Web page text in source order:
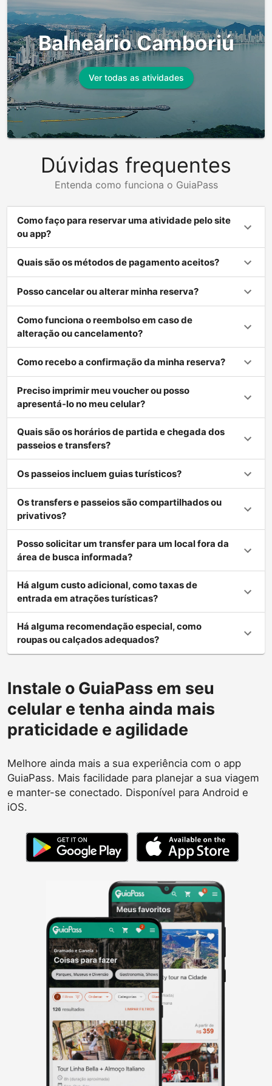
Balneário Camboriú
Ver todas as atividades
Dúvidas frequentes
Entenda como funciona o GuiaPass
Como faço para reservar uma atividade pelo site
ou app?
Quais são os métodos de pagamento aceitos?
Posso cancelar ou alterar minha reserva?
Como funciona o reembolso em caso de
alteração ou cancelamento?
Como recebo a confirmação da minha reserva?
Preciso imprimir meu voucher ou posso
apresentá-lo no meu celular?
Quais são os horários de partida e chegada dos
passeios e transfers?
Os passeios incluem guias turísticos?
Os transfers e passeios são compartilhados ou
privativos?
Posso solicitar um transfer para um local fora da
área de busca informada?
Há algum custo adicional, como taxas de
entrada em atrações turísticas?
Há alguma recomendação especial, como
roupas ou calçados adequados?
Instale o GuiaPass em seu
celular e tenha ainda mais
praticidade e agilidade
Melhore ainda mais a sua experiência com o app
GuiaPass. Mais facilidade para planejar a sua viagem
e manter-se conectado. Disponível para Android e
iOS.